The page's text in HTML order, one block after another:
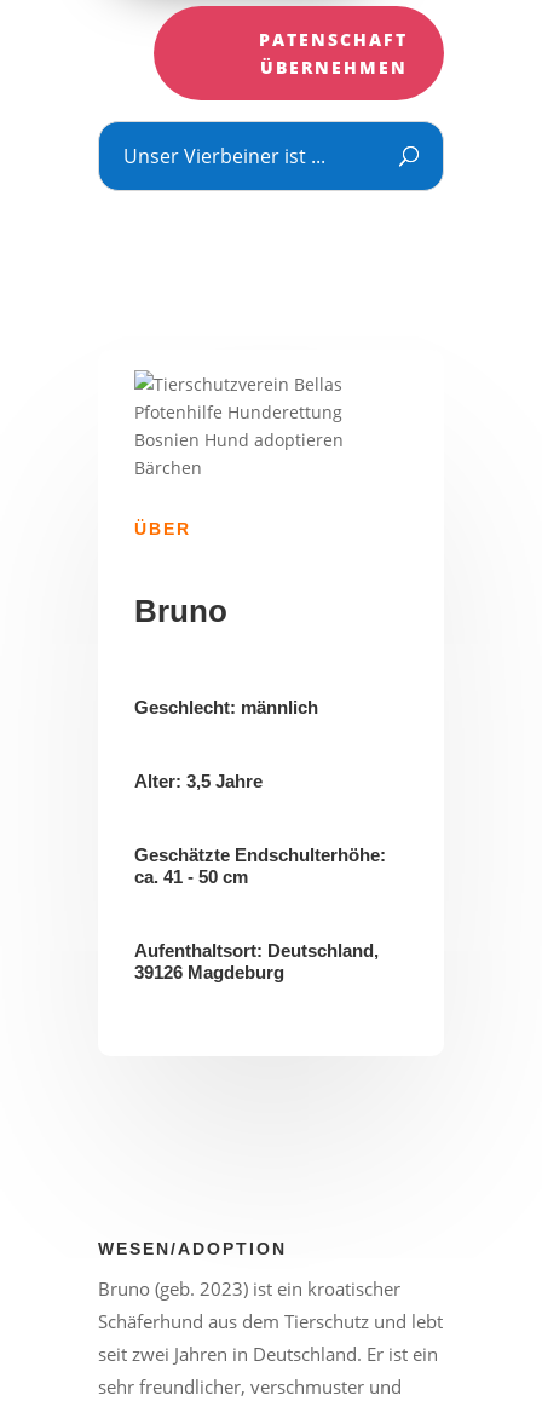
PATENSCHAFT
ÜBERNEHMEN
Unser Vierbeiner ist ...
ÜBER
Bruno
Geschlecht: männlich
Alter: 3,5 Jahre
Geschätzte Endschulterhöhe:
ca. 41 - 50 cm
Aufenthaltsort: Deutschland,
39126 Magdeburg
WESEN/ADOPTION
Bruno (geb. 2023) ist ein kroatischer
Schäferhund aus dem Tierschutz und lebt
seit zwei Jahren in Deutschland. Er ist ein
sehr freundlicher, verschmuster und